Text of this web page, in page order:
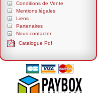
Conditions de Vente
Mentions légales
Liens
Partenaires
Nous contacter
Catalogue Pdf